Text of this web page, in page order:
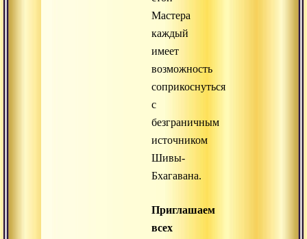
Мастера
каждый
имеет
возможность
соприкоснуться
с
безграничным
источником
Шивы-
Бхагавана.
Приглашаем
всех